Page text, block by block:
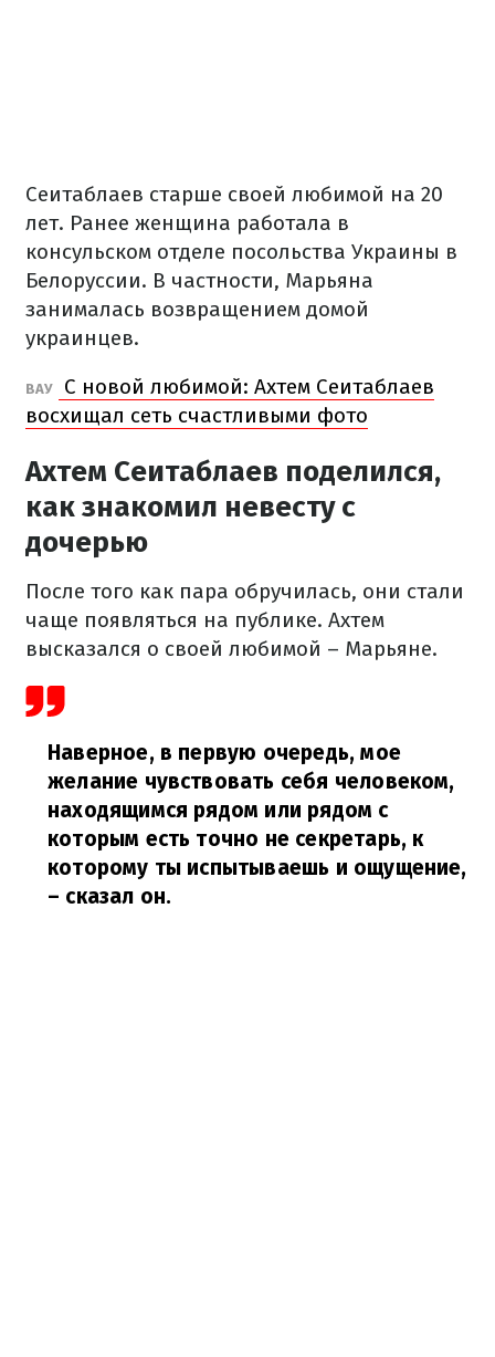
Сеитаблаев старше своей любимой на 20
лет. Ранее женщина работала в
консульском отделе посольства Украины в
Белоруссии. В частности, Марьяна
занималась возвращением домой
украинцев.
ВАУ
С новой любимой: Ахтем Сеитаблаев
восхищал сеть счастливыми фото
Ахтем Сеитаблаев поделился,
как знакомил невесту с
дочерью
После того как пара обручилась, они стали
чаще появляться на публике. Ахтем
высказался о своей любимой – Марьяне.
Наверное, в первую очередь, мое
желание чувствовать себя человеком,
находящимся рядом или рядом с
которым есть точно не секретарь, к
которому ты испытываешь и ощущение,
– сказал он.